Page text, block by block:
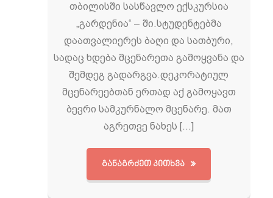
თბილისში სასწავლო ექსკურსია
„გარდენია“ – ში.სტუდენტებმა
დაათვალიერეს ბაღი და სათბური,
სადაც ხდება მცენარეთა გამოყვანა და
შემდეგ გადარგვა.დეკორატიულ
მცენარეებთან ერთად აქ გამოყავთ
ბევრი სამკურნალო მცენარე. მათ
აგრეთვე ნახეს […]
ᲒᲐᲜᲐᲒᲠᲫᲔᲗ ᲙᲘᲗᲮᲕᲐ